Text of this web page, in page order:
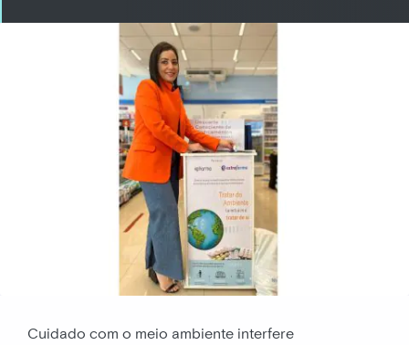
Cuidado com o meio ambiente interfere